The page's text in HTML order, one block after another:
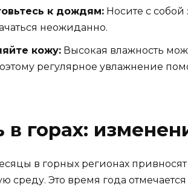
к дождям: Носите с
неожиданно.
кожу: Высокая влажность
регулярное увлажнение
в горах:
в горных регионах
среду. Это время года